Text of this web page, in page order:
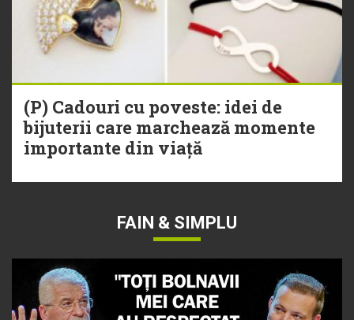
(P) Cadouri cu poveste: idei de
bijuterii care marchează momente
importante din viață
FAIN & SIMPLU